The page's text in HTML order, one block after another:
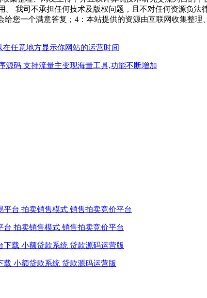
。 我司不承担任何技术及版权问题，且不对任何资源负
给您一个满意答复；4：本站提供的资源由互联网收集整
任意地方显示你网站的运营时间
源码 支持流量主变现海量工具,功能不断增加
拍卖销售模式 销售拍卖竞价平台
小额贷款系统 贷款源码运营版